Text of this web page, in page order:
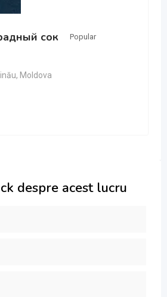
сок Popular
, Moldova
despre acest lucru